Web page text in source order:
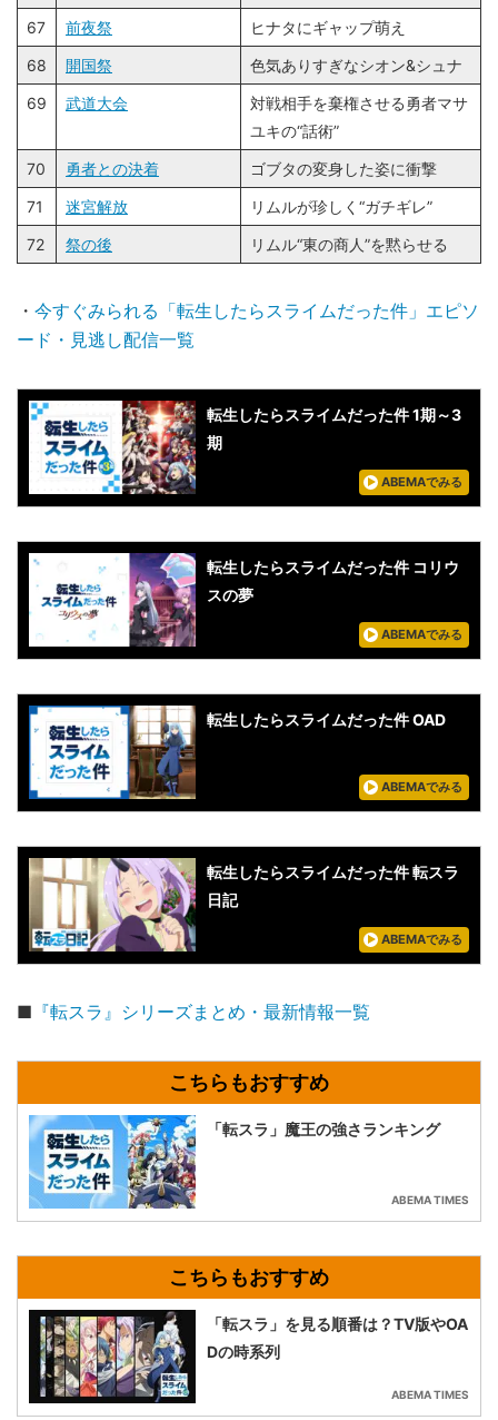
67
前夜祭
ヒナタにギャップ萌え
68
開国祭
色気ありすぎなシオン&シュナ
69
武道大会
対戦相手を棄権させる勇者マサ
ユキの“話術”
70
勇者との決着
ゴブタの変身した姿に衝撃
71
迷宮解放
リムルが珍しく“ガチギレ”
72
祭の後 リムル“東の商人”を黙らせる
・ 今すぐみられる「転生したらスライムだった件」エピソ
ード・見逃し配信一覧
転生したらスライムだった件 1期～3
期
ABEMAでみる
転生したらスライムだった件 コリウ
スの夢
ABEMAでみる
転生したらスライムだった件 OAD
ABEMAでみる
転生したらスライムだった件 転スラ
日記
ABEMAでみる
■ 『転スラ』シリーズまとめ・最新情報一覧
「転スラ」魔王の強さランキング
ABEMA TIMES
「転スラ」を見る順番は？TV版やOA
Dの時系列
ABEMA TIMES